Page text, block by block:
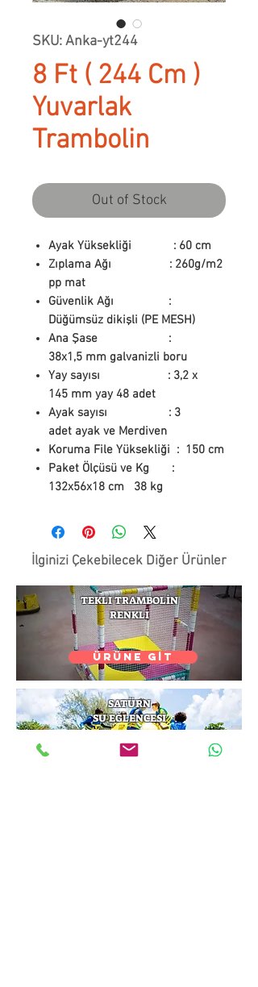
SKU: Anka-yt244
8 Ft ( 244 Cm )
Yuvarlak
Trambolin
Out of Stock
Ayak Yüksekliği : 60 cm
Zıplama Ağı : 260g/m2
pp mat
Güvenlik Ağı :
Düğümsüz dikişli (PE MESH)
Ana Şase :
38x1,5 mm galvanizli boru
Yay sayısı : 3,2 x
145 mm yay 48 adet
Ayak sayısı : 3
adet ayak ve Merdiven
Koruma File Yüksekliği : 150 cm
Paket Ölçüsü ve Kg :
132x56x18 cm 38 kg
İlginizi Çekebilecek Diğer Ürünler
TEKLI TRAMBOLİN
RENKLİ
ÜRÜNE GİT
ÜRÜNE GİT
SATÜRN
SU EĞLENCESİ